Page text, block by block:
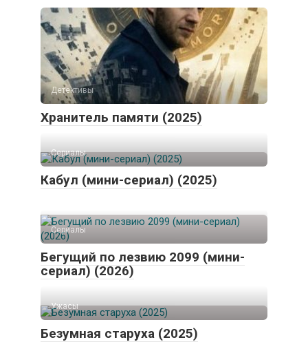
Детективы
Хранитель памяти (2025)
Сериалы
Кабул (мини-сериал) (2025)
Сериалы
Бегущий по лезвию 2099 (мини-
сериал) (2026)
Ужасы
Безумная старуха (2025)